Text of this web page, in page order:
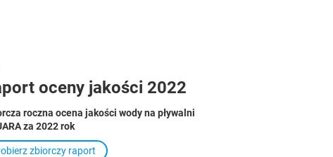
oceny jakości 2022
roczna ocena jakości wody na pływalni
za 2022 rok
zbiorczy raport